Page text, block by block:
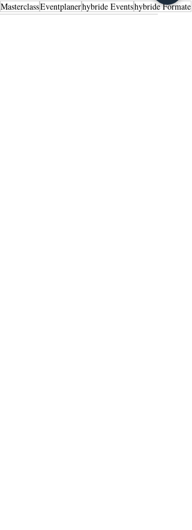
MasterclassEventplanerhybride Eventshybride Formate